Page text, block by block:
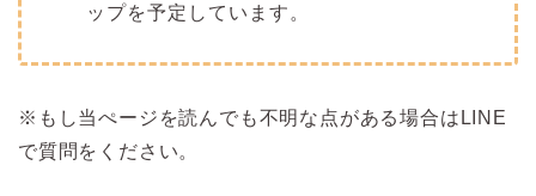
ップを予定しています。
※もし当ぺージを読んでも不明な点がある場合はLINE
で質問をください。